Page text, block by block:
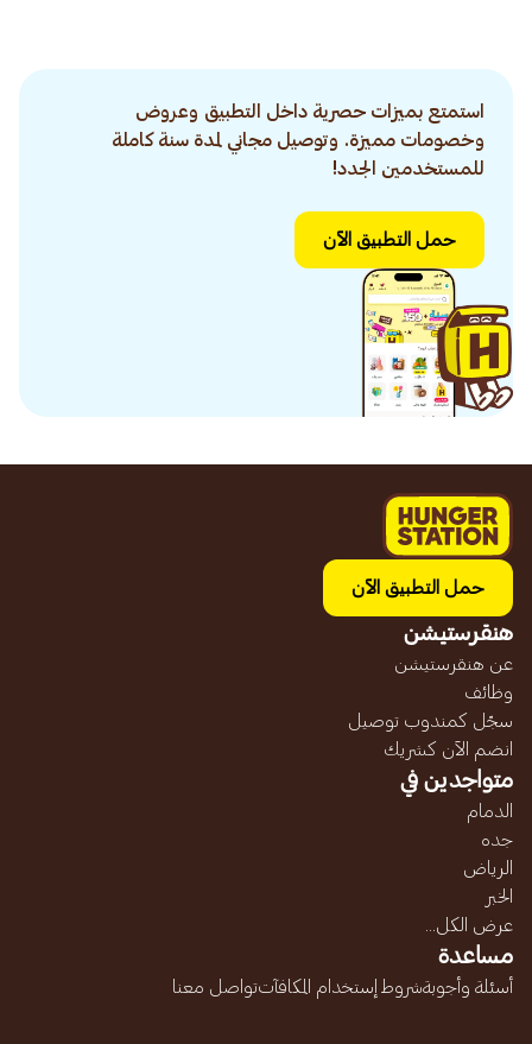
استمتع بميزات حصرية داخل التطبيق وعروض
وخصومات مميزة. وتوصيل مجاني لمدة سنة كاملة
للمستخدمين الجدد!
حمل التطبيق الآن
حمل التطبيق الآن
هنقرستيشن
عن هنقرستيشن
وظائف
سجّل كمندوب توصيل
انضم الآن كشريك
متواجدين في
الدمام
جده
الرياض
الخبر
عرض الكل...
مساعدة
أسئلة وأجوبةشروط إستخدام المكافآتتواصل معنا